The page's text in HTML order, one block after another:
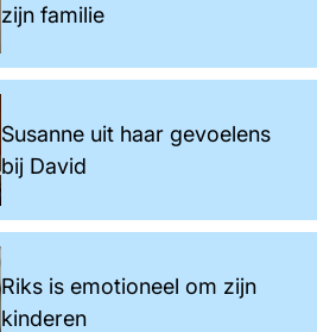
zijn familie
Susanne uit haar gevoelens
bij David
Riks is emotioneel om zijn
kinderen